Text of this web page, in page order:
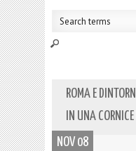
ROMA E
IN UNA
NOV 08